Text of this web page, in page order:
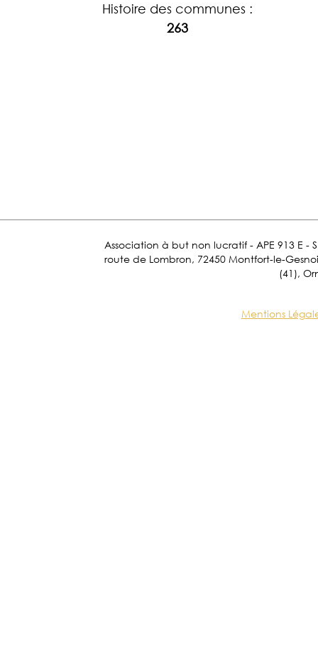
Histoire des communes :
263
Association à but non lucratif - APE 913 E -
route de Lombron, 72450 Montfort-le-
(41),
Mentions